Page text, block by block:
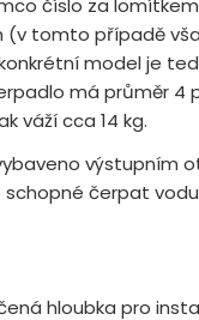
číslo za
(v tomto případě
model je
má průměr 4
váží cca 14 kg.
výstupním
schopné čerpat
hloubka pro